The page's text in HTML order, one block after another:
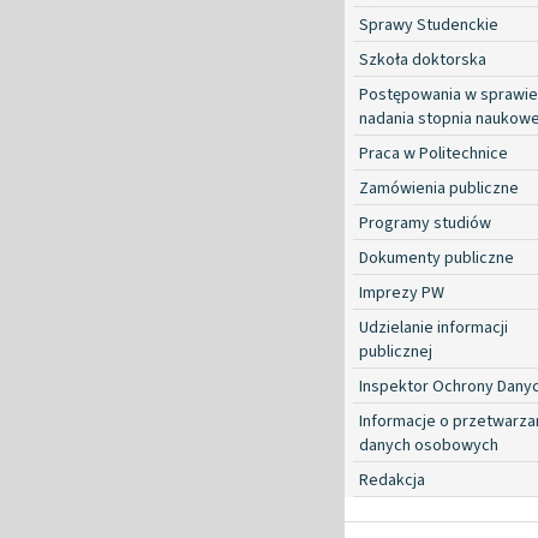
Sprawy Studenckie
Szkoła doktorska
Postępowania w sprawie
nadania stopnia
Praca w Politechnice
Zamówienia publiczne
Programy studiów
Dokumenty publiczne
Imprezy PW
Udzielanie informacji
publicznej
Inspektor Ochrony
Informacje o
danych osobowych
Redakcja